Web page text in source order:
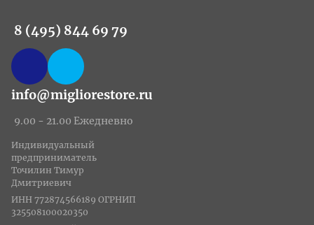
8 (495) 844 69 79
info@migliorestore.ru
9.00 - 21.00 Ежедневно
Индивидуальный
предприниматель
Точилин Тимур
Дмитриевич
ИНН 772874566189 ОГРНИП
325508100020350